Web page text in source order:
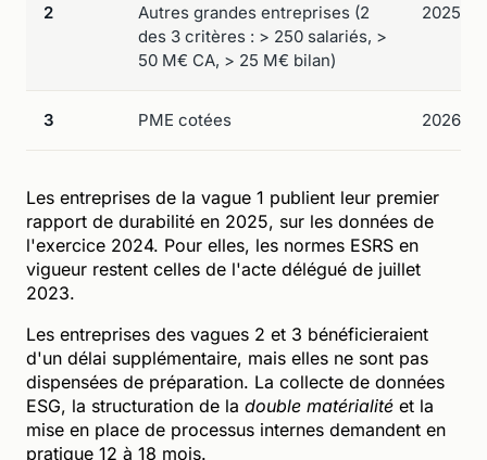
2
Autres grandes entreprises (2
des 3 critères : > 250 salariés, >
50 M€ CA, > 25 M€ bilan)
2025
3 PME cotées 2026
Les entreprises de la vague 1 publient leur premier
rapport de durabilité en 2025, sur les données de
l'exercice 2024. Pour elles, les normes ESRS en
vigueur restent celles de l'acte délégué de juillet
2023.
Les entreprises des vagues 2 et 3 bénéficieraient
d'un délai supplémentaire, mais elles ne sont pas
dispensées de préparation. La collecte de données
ESG, la structuration de la double matérialité et la
mise en place de processus internes demandent en
pratique 12 à 18 mois.